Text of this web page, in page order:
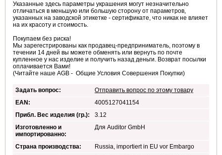
Указанные здесь параметры украшения могут незначительно
отличаться в меньшую или большую сторону от параметров,
указанных на заводской этикетке - сертификате, что никак не влияет
на их красоту и стоимость.
Покупаем без риска!
Мы зарегестрированы как продавец-предприниматель, поэтому в
течении 14 дней вы можете обменять или вернуть по почте
купленное у нас изделие и получить назад деньги. Возврат посылки
оплачивается Вами!
(Читайте наше AGB - Общие Условия Совершения Покупки)
Задать вопрос:
Отправить вопрос по этому товару
EAN:
4005127041154
Прибл. Вес изделия (гр.):
3.12
Изготовленно и
импортированно:
Для Auditor GmbH
Страна производства:
Russia, importiert in EU vor Embargo